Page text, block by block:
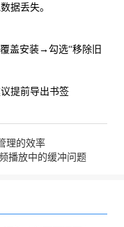
据丢失。
盖安装→勾选“移除旧
提前导出书签
理的效率
播放中的缓冲问题